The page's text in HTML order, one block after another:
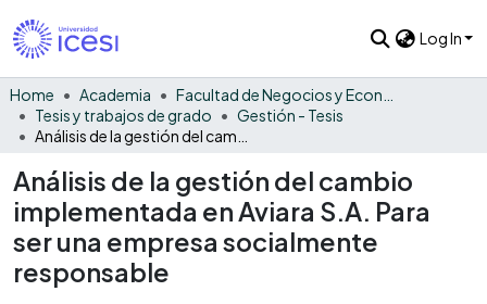
Log In
Home Academia
Tesis y trabajos de grado
Gestión - Tesis
Análisis de la gestión del cambio
implementada en Aviara S.A. Para
ser una empresa socialmente
responsable